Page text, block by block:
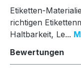
Etiketten-
richtigen
Haltbarkeit, Le...
Bewertungen